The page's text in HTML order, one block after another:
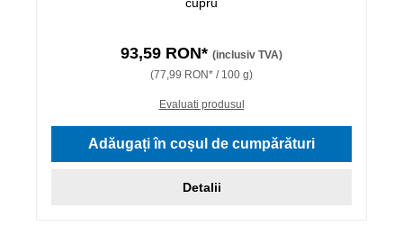
93,59 RON* (inclusiv TVA)
(77,99 RON* / 100 g)
Evaluati produsul
Adăugați în coșul de cumpărături
Detalii